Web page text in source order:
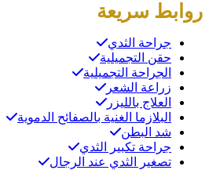
روابط سريعة
جراحة الثدي
حقن التجميلية
الجراحة التجميلية
زراعة الشعر
العلاج بالليزر
البلازما الغنية بالصفائح الدموية
شد البطن
جراحة تكبير الثدي
تصغير الثدي عند الرجال